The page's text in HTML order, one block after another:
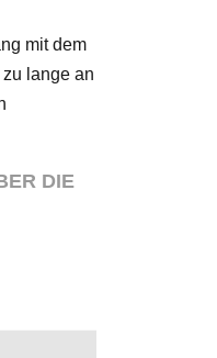
mit dem
lange an
DIE